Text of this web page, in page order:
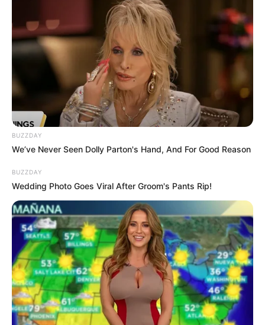
ดวงรายวัน 10 กันยายน 2565
10 ก.ย. 2022
ดวงรายวัน 9 กันยายน 2565
9 ก.ย. 2022
BUZZDAY
We’ve Never Seen Dolly Parton's Hand, And For Good Reason
BUZZDAY
Wedding Photo Goes Viral After Groom's Pants Rip!